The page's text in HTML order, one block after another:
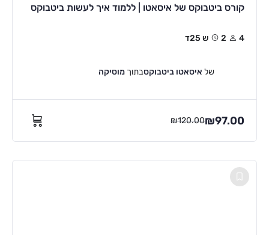
קורס ביטבוקס של איסאטו | ללמוד איך לעשות ביטבוקס
4 2ש 25ד
של איסאטו ביטבוקסבתוך מוסיקה
₪120.00₪97.00